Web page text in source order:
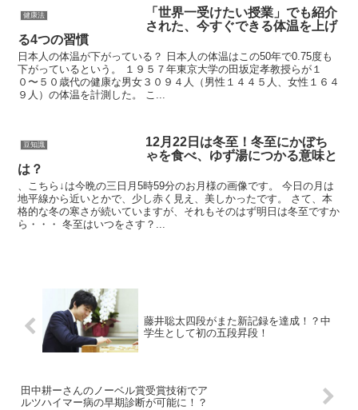
健康法
「世界一受けたい授業」でも紹介
された、今すぐできる体温を上げ
る4つの習慣
日本人の体温が下がっている？ 日本人の体温はこの50年で0.75度も
下がっているという。 １９５７年東京大学の田坂定孝教授らが１
０〜５０歳代の健康な男女３０９４人（男性１４４５人、女性１６４
９人）の体温を計測した。 こ...
豆知識
12月22日は冬至！冬至にかぼち
ゃを食べ、ゆず湯につかる意味と
は？
、こちら↓は今晩の三日月5時59分のお月様の画像です。 今日の月は
地平線から近いとかで、少し赤く見え、美しかったです。 さて、本
格的な冬の寒さが続いていますが、それもそのはず明日は冬至ですか
ら・・・ 冬至はいつをさす？...
藤井聡太四段がまた新記録を達成！？中
学生として初の五段昇段！
田中耕ーさんのノーベル賞受賞技術でア
ルツハイマー病の早期診断が可能に！？